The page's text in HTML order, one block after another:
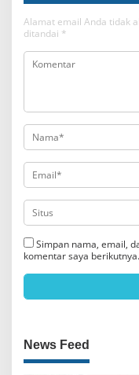
Alamat email Anda tidak
ditandai *
Simpan nama, email,
komentar saya berikutnya.
News Feed